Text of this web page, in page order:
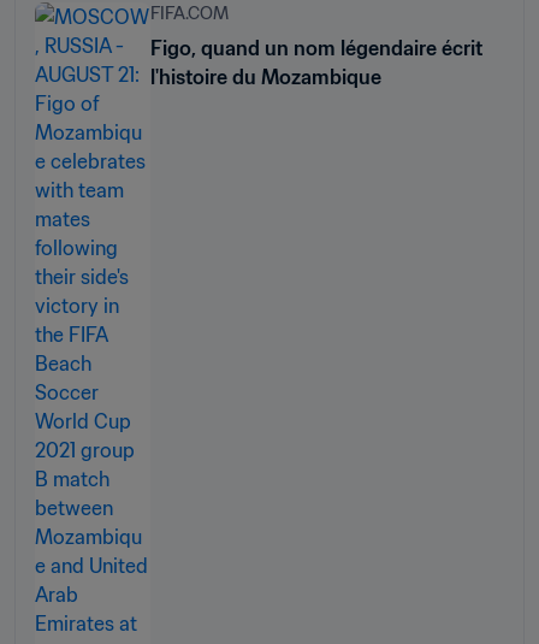
FIFA.COM
Figo, quand un nom légendaire écrit
l'histoire du Mozambique